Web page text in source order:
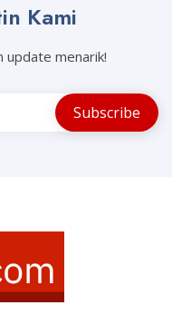
Kami
update menarik!